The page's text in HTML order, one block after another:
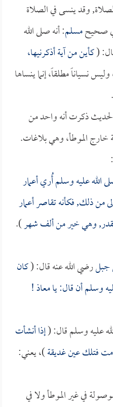
وقد ينسى في الصلاة
في صحيحمسلم: أنه صلى الله
(كأين من آية أذكرنيها،
نسياناً مطلقاً، إنما ينساها
ذكرت أنه واحد من
الموطأ، وهي بلاغات.
الله عليه وسلم أُري أعمار
من ذلك, فكأنه تقاصر أعمار
القدر, وهي خير من ألف شهر).
جبلرضي الله عنه قال: (كان
وسلم أن قال: يامعاذ!
عليه وسلم قال: (إذا أنشأت
فتلك عين غديقة)، يعني:
في غير الموطأ ولا في